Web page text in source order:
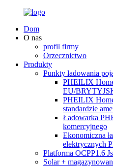
Dom
O nas
profil firmy
Orzecznictwo
Produkty
Punkty ładowania
PHEILIX
EU/
PHEILIX
standardzie
Ładowarka
komercyjnego
Ekonomiczna
elektrycznych
Platforma OCPP1.6
Solar +